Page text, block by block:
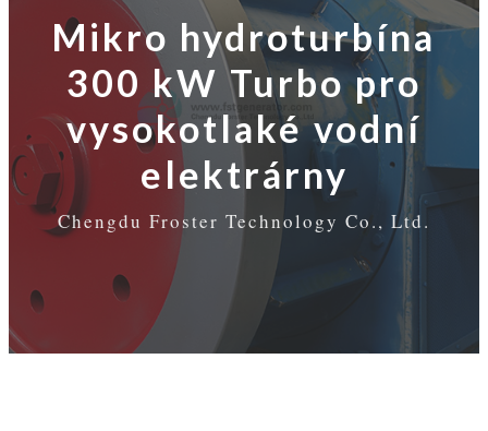
Mikro hydroturbína
300 kW Turbo pro
vysokotlaké vodní
elektrárny
Chengdu Froster Technology Co., Ltd.